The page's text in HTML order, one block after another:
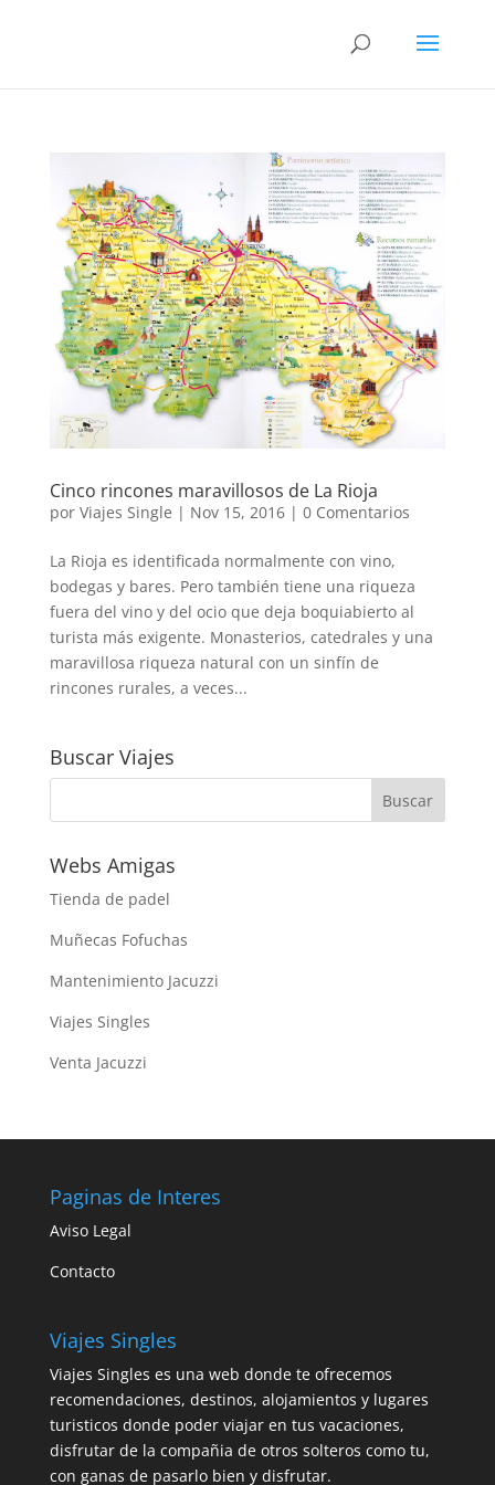
Cinco rincones maravillosos de La Rioja
por Viajes Single | Nov 15, 2016| 0 Comentarios
La Rioja es identificada normalmente con vino,
bodegas y bares. Pero también tiene una riqueza
fuera del vino y del ocio que deja boquiabierto al
turista más exigente. Monasterios, catedrales y una
maravillosa riqueza natural con un sinfín de
rincones rurales, a veces...
Buscar Viajes
Webs Amigas
Tienda de padel
Muñecas Fofuchas
Mantenimiento Jacuzzi
Viajes Singles
Venta Jacuzzi
Paginas de Interes
Aviso Legal
Contacto
Viajes Singles
Viajes Singles es una web donde te ofrecemos
recomendaciones, destinos, alojamientos y lugares
turisticos donde poder viajar en tus vacaciones,
disfrutar de la compañia de otros solteros como tu,
con ganas de pasarlo bien y disfrutar.